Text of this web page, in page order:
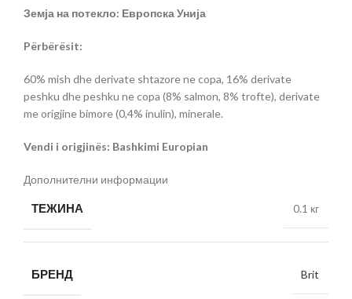
Земја на потекло: Европска Унија
Përbërësit:
60% mish dhe derivate shtazore ne copa, 16% derivate
peshku dhe peshku ne copa (8% salmon, 8% trofte), derivate
me origjine bimore (0,4% inulin), minerale.
Vendi i origjinës: Bashkimi Europian
Дополнителни информации
ТЕЖИНА 0.1 кг
БРЕНД Brit